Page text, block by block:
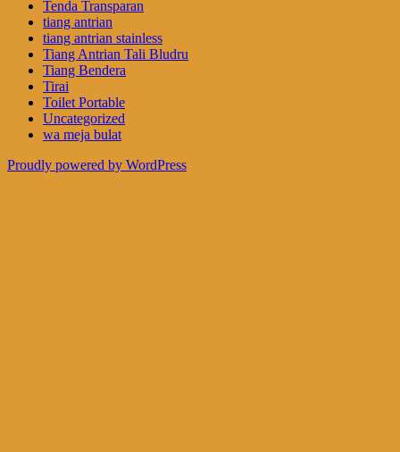
Tenda Transparan
tiang antrian
tiang antrian stainless
Tiang Antrian Tali Bludru
Tiang Bendera
Tirai
Toilet Portable
Uncategorized
wa meja bulat
Proudly powered by WordPress